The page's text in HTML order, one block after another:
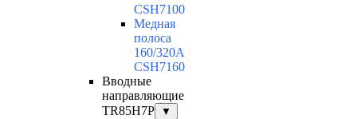
CSH7100
Медная
полоса
160/320A
CSH7160
Вводные
направляющие
TR85H7P
▼